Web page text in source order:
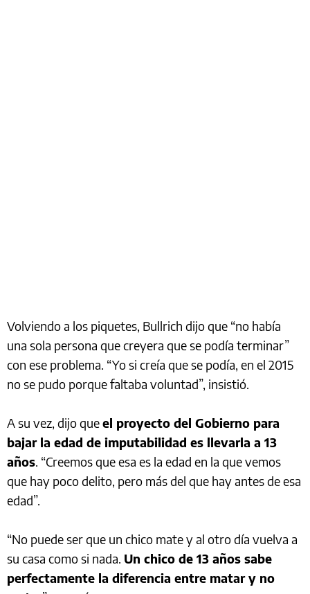
Volviendo a los piquetes, Bullrich dijo que “no había
una sola persona que creyera que se podía terminar”
con ese problema. “Yo si creía que se podía, en el 2015
no se pudo porque faltaba voluntad”, insistió.
A su vez, dijo queel proyecto del Gobierno para
bajar la edad de imputabilidad es llevarla a 13
años. “Creemos que esa es la edad en la que vemos
que hay poco delito, pero más del que hay antes de esa
edad”.
“No puede ser que un chico mate y al otro día vuelva a
su casa como si nada. Un chico de 13 años sabe
perfectamente la diferencia entre matar y no